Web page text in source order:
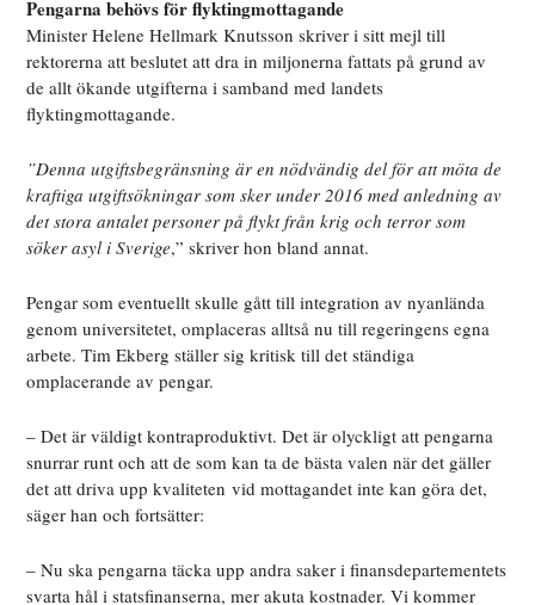
Pengarna behövs för flyktingmottagande
Minister Helene Hellmark Knutsson skriver i sitt mejl till
rektorerna att beslutet att dra in miljonerna fattats på grund av
de allt ökande utgifterna i samband med landets
flyktingmottagande.
”Denna utgiftsbegränsning är en nödvändig del för att möta de
kraftiga utgiftsökningar som sker under 2016 med anledning av
det stora antalet personer på flykt från krig och terror som
söker asyl i Sverige,” skriver hon bland annat.
Pengar som eventuellt skulle gått till integration av nyanlända
genom universitetet, omplaceras alltså nu till regeringens egna
arbete. Tim Ekberg ställer sig kritisk till det ständiga
omplacerande av pengar.
– Det är väldigt kontraproduktivt. Det är olyckligt att pengarna
snurrar runt och att de som kan ta de bästa valen när det gäller
det att driva upp kvaliteten vid mottagandet inte kan göra det,
säger han och fortsätter:
– Nu ska pengarna täcka upp andra saker i finansdepartementets
svarta hål i statsfinanserna, mer akuta kostnader. Vi kommer